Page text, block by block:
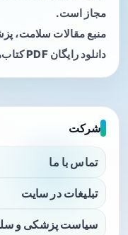
مجاز است.
منبع مقالات سلامت،
دانلود رایگان PDF کتاب‌های پزشکی.
شرکت
تماس با ما
تبلیغات در سایت
سیاست پزشکی و